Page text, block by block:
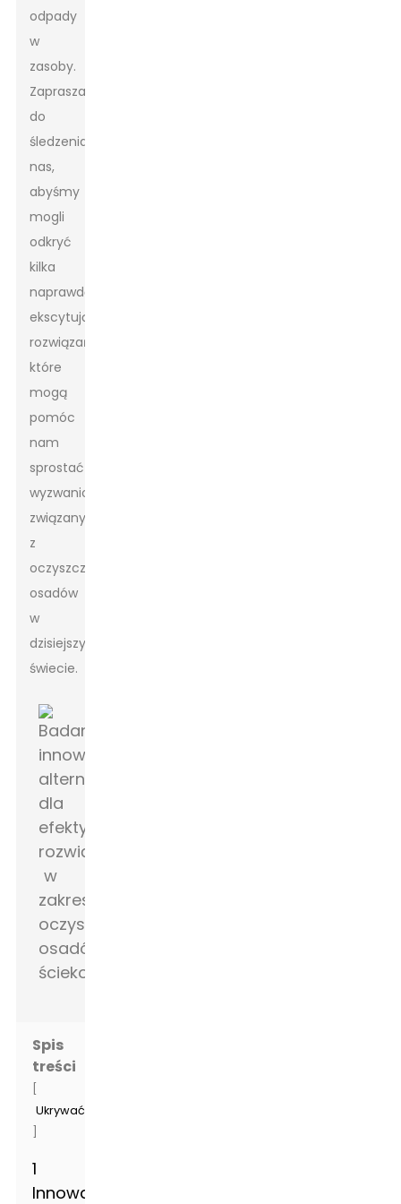
odpady
w
zasoby.
Zapraszamy
do
śledzenia
nas,
abyśmy
mogli
odkryć
kilka
naprawdę
ekscytujących
rozwiązań,
które
mogą
pomóc
nam
sprostać
wyzwaniom
związanym
z
oczyszczaniem
osadów
w
dzisiejszym
świecie.
Spis
treści
Ukrywać
1
Innowacyjne